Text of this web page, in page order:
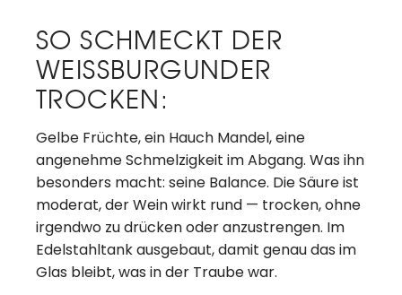
SO SCHMECKT DER
WEISSBURGUNDER
TROCKEN:
Gelbe Früchte, ein Hauch Mandel, eine
angenehme Schmelzigkeit im Abgang. Was ihn
besonders macht: seine Balance. Die Säure ist
moderat, der Wein wirkt rund — trocken, ohne
irgendwo zu drücken oder anzustrengen. Im
Edelstahltank ausgebaut, damit genau das im
Glas bleibt, was in der Traube war.